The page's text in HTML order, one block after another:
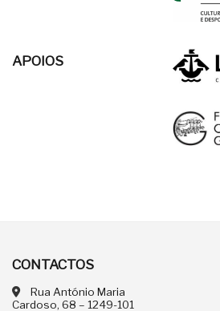
APOIOS
CONTACTOS
Rua António Maria
Cardoso, 68 – 1249-101